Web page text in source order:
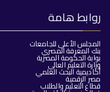
روابط هامة
المجلس الأعلى للجامعات
بنك المعرفة المصري
بوابة الحكومة المصرية
وزارة التعليم العالي
أكاديمية البحث العلمي
مصر الرقمية
قطاع التعليم والطلاب